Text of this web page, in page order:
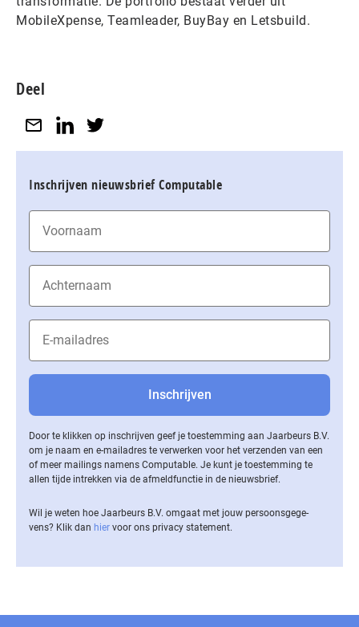
MobileXpense, Teamleader, BuyBay en Letsbuild.
Deel
Inschrijven nieuwsbrief Computable
Door te klikken op inschrijven geef je toestemming aan Jaarbeurs B.V.
om je naam en e-mailadres te verwerken voor het verzenden van een
of meer mailings namens Computable. Je kunt je toestemming te
allen tijde intrekken via de af­meld­func­tie in de nieuwsbrief.
Wil je weten hoe Jaarbeurs B.V. omgaat met jouw per­soons­ge­ge­
vens? Klik dan hier voor ons privacy statement.